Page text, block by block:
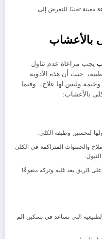
تجنبًا للتعرض إلى
بالأعشاب
يجب مراعاة عدم تناول
حيث أن هذه الأدوية
وليس لها علاج، وفيما
بالأعشاب:
لتحسين وظيفة الكلى.
والحصوات المتراكمة في الكلى
الريق بعد غليه وتركه منقوعًا
التي تساعد في تسكين الم